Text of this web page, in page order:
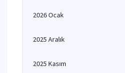
2026 Ocak
2025 Aralık
2025 Kasım